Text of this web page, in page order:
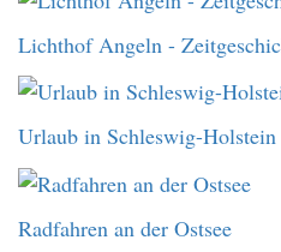
Lichthof Angeln -
Urlaub in Schleswig-Holstein
Radfahren an der Ostsee